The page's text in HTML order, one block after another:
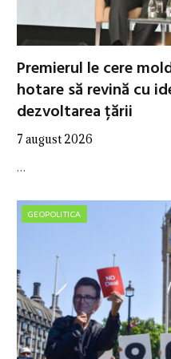
Premierul le cere
hotare să revină cu
dezvoltarea țării
7 august 2026
…
GEOPOLITICA